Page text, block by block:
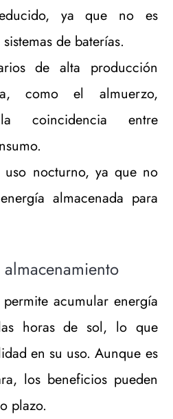
ya que no es
de baterías.
de alta producción
como el almuerzo,
la coincidencia entre
nocturno, ya que no
almacenada para
acumular energía
horas de sol, lo que
en su uso. Aunque es
los beneficios pueden
plazo.